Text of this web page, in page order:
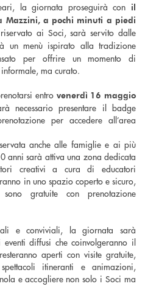
la giornata proseguirà con il
Mazzini, a pochi minuti a piedi
ai Soci, sarà servito dalle
un menù ispirato alla tradizione
per offrire un momento di
ma curato.
entro venerdì 16 maggio
necessario presentare il badge
per accedere all’area
anche alle famiglie e ai più
sarà attiva una zona dedicata
creativi a cura di educatori
in uno spazio coperto e sicuro,
gratuite con prenotazione
e conviviali, la giornata sarà
diffusi che coinvolgeranno il
aperti con visite gratuite,
itineranti e animazioni,
e accogliere non solo i Soci ma